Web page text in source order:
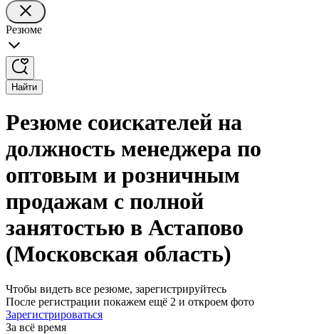
Резюме
Найти
Резюме соискателей на
должность менеджера по
оптовым и розничным
продажам с полной
занятостью в Астапово
(Московская область)
Чтобы видеть все резюме, зарегистрируйтесь
После регистрации покажем ещё 2 и откроем фото
Зарегистрироваться
За всё время